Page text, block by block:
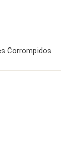
Corrompidos.